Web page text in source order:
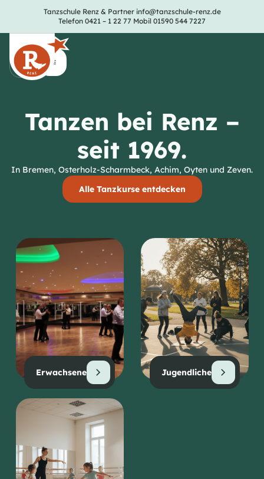
Tanzschule Renz & Partnerinfo@tanzschule-renz.de
Telefon 0421 – 1 22 77 Mobil 01590 544 7227
Tanzen bei Renz –
seit 1969.
In Bremen, Osterholz-Scharmbeck, Achim, Oyten und Zeven.
Alle Tanzkurse entdecken
Erwachsene Jugendliche